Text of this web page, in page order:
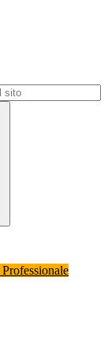
Professionale